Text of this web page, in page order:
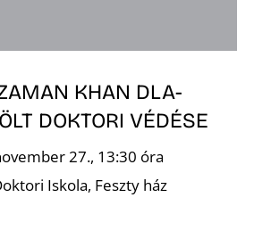
KHAN DLA-
DOKTORI VÉDÉSE
27., 13:30 óra
Iskola, Feszty ház